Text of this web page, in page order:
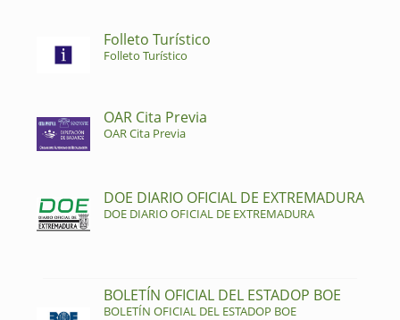
Folleto Turístico
Folleto Turístico
OAR Cita Previa
OAR Cita Previa
DOE DIARIO OFICIAL DE EXTREMADURA
DOE DIARIO OFICIAL DE EXTREMADURA
BOLETÍN OFICIAL DEL ESTADOP BOE
BOLETÍN OFICIAL DEL ESTADOP BOE